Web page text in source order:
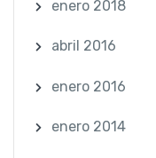
enero 2018
abril 2016
enero 2016
enero 2014